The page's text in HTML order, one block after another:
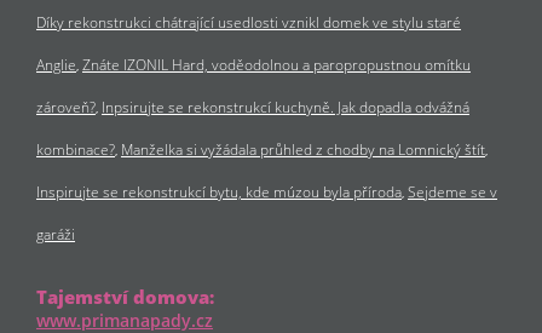
Díky rekonstrukci chátrající usedlosti vznikl domek ve stylu staré
Anglie Znáte IZONIL Hard, voděodolnou a paropropustnou omítku
zároveň? Inpsirujte se rekonstrukcí kuchyně. Jak dopadla odvážná
kombinace? Manželka si vyžádala průhled z chodby na Lomnický štít
Inspirujte se rekonstrukcí bytu, kde múzou byla příroda Sejdeme se v
garáži
Tajemství domova:
www.primanapady.cz